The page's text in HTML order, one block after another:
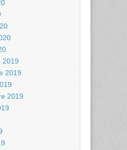
2019
2019
2019